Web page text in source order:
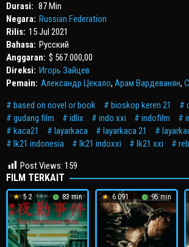
Durasi: 87 Min
Negara: Russian Federation
Rilis: 15 Jul 2021
Bahasa: Pусский
Anggaran: $ 567.000,00
Direksi: Игорь Зайцев
Pemain: Александр Цекало, Арам Вардеванян,
based on novel or book
bioskop keren 21
gudang film
idlix indo xxi indofilm
kaca21
layarkaca layarkaca 21
lk21 indonesia
lk21 indoxxi lk21 xxi
Post Views: 159
FILM TERKAIT
5.2 83 min 6.091 95 min